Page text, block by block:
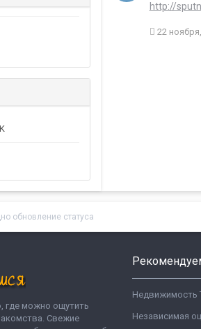
http://
22
обновление статуса
где можно ощутить
Свежие
Недвижимость
Независимая